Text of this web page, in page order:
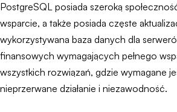
PostgreSQL posiada szeroką
wsparcie, a także posiada częste
wykorzystywana baza danych dla
finansowych wymagających pełnego
wszystkich rozwiązań, gdzie wymagane
nieprzerwane działanie i niezawodność.